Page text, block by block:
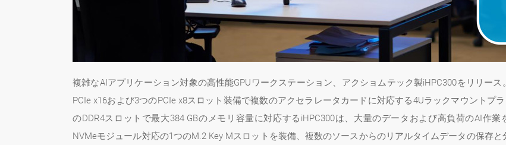
複雑なAIアプリケーション対象の高性能GPUワークステーション、アクショムテック製iHPC300をリリー
PCIe x16および3つのPCIe x8スロット装備で複数のアクセラレータカードに対応する4Uラックマウントプ
のDDR4スロットで最大384 GBのメモリ容量に対応するiHPC300は、大量のデータおよび高負荷のAI作
NVMeモジュール対応の1つのM.2 Key Mスロットを装備、複数のソースからのリアルタイムデータの保存